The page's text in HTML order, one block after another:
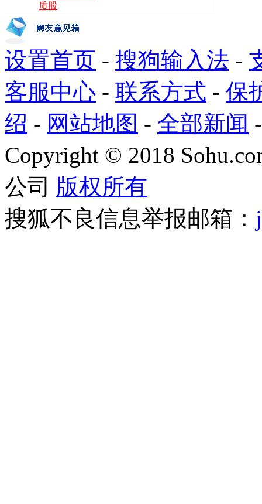
质股
设置首页 - 搜狗输入法 -
客服中心 - 联系方式 - 保
绍 - 网站地图 - 全部新闻
Copyright © 2018
公司 版权所有
搜狐不良信息举报邮箱：